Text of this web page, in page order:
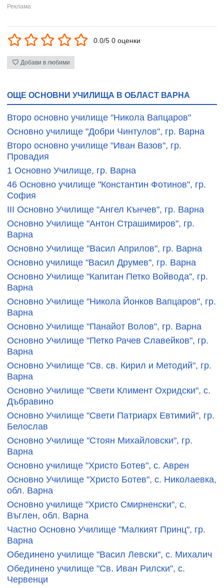
0.0/5 0 оценки
Добави в любими
ОЩЕ ОСНОВНИ УЧИЛИЩА В ОБЛАСТ ВАРНА
Второ основно училище "Никола Вапцаров"
Основно училище "Добри Чинтулов", гр. Варна
Второ основно училище "Иван Вазов", гр.
Провадия
1 Основно Училище, гр. Варна
46 Основно училище "Константин Фотинов", гр.
София
III Основно Училище "Ангел Кънчев", гр. Варна
Основно Училище "Антон Страшимиров", гр.
Варна
Основно Училище "Васил Априлов", гр. Варна
Основно училище "Васил Друмев", гр. Варна
Основно Училище "Капитан Петко Войвода", гр.
Варна
Основно Училище "Никола Йонков Вапцаров", гр.
Варна
Основно Училище "Панайот Волов", гр. Варна
Основно Училище "Петко Рачев Славейков", гр.
Варна
Основно Училище "Св. св. Кирил и Методий", гр.
Варна
Основно Училище "Свети Климент Охридски", с.
Дъбравино
Основно Училище "Свети Патриарх Евтимий", гр.
Белослав
Основно Училище "Стоян Михайловски", гр.
Варна
Основно училище "Христо Ботев", с. Аврен
Основно Училище "Христо Ботев", с. Николаевка,
обл. Варна
Основно училище "Христо Смирненски", с.
Въглен, обл. Варна
Частно Основно Училище "Малкият Принц", гр.
Варна
Обединено училище "Васил Левски", с. Михалич
Обединено училище "Св. Иван Рилски", с.
Червенци